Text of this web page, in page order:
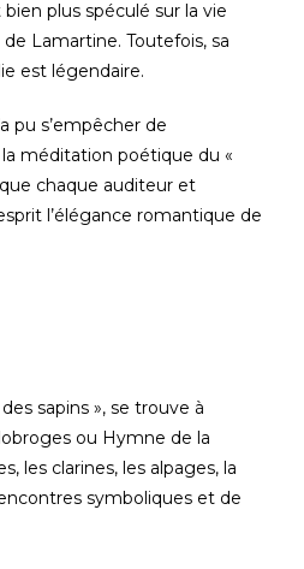
plus spéculé sur la vie
Lamartine. Toutefois, sa
est légendaire.
pu s’empêcher de
méditation poétique du «
chaque auditeur et
l’élégance romantique de
sapins », se trouve à
ou Hymne de la
les clarines, les alpages, la
symboliques et de